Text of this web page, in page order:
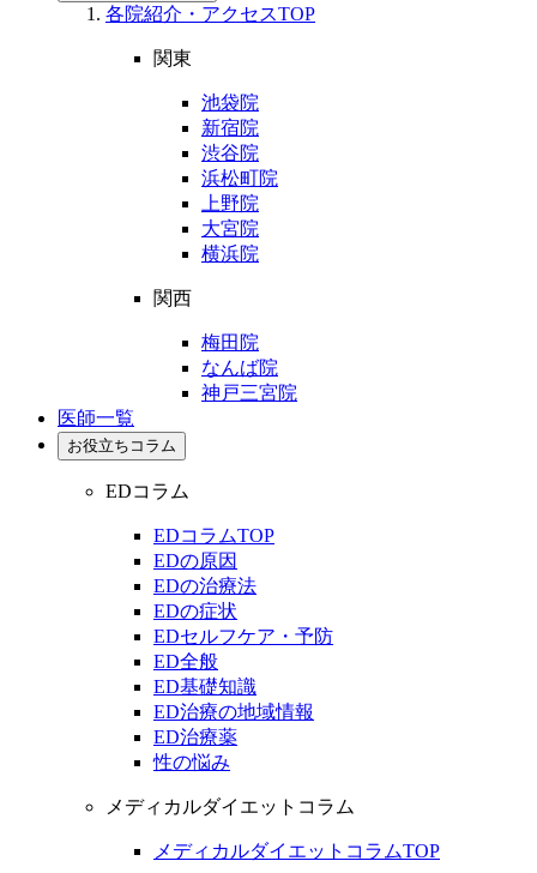
各院紹介・アクセスTOP
関東
池袋院
新宿院
渋谷院
浜松町院
上野院
大宮院
横浜院
関西
梅田院
なんば院
神戸三宮院
医師一覧
お役立ちコラム
EDコラム
EDコラムTOP
EDの原因
EDの治療法
EDの症状
EDセルフケア・予防
ED全般
ED基礎知識
ED治療の地域情報
ED治療薬
性の悩み
メディカルダイエットコラム
メディカルダイエットコラムTOP